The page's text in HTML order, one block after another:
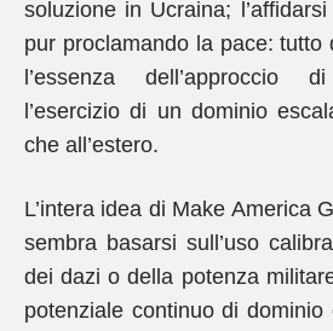
soluzione in Ucraina;
pur proclamando la pace: tutto
l’essenza dell’approccio
l’esercizio di un dominio
che all’estero.
L’intera idea di Make America
sembra basarsi sull’uso
dei dazi o della potenza
potenziale continuo di